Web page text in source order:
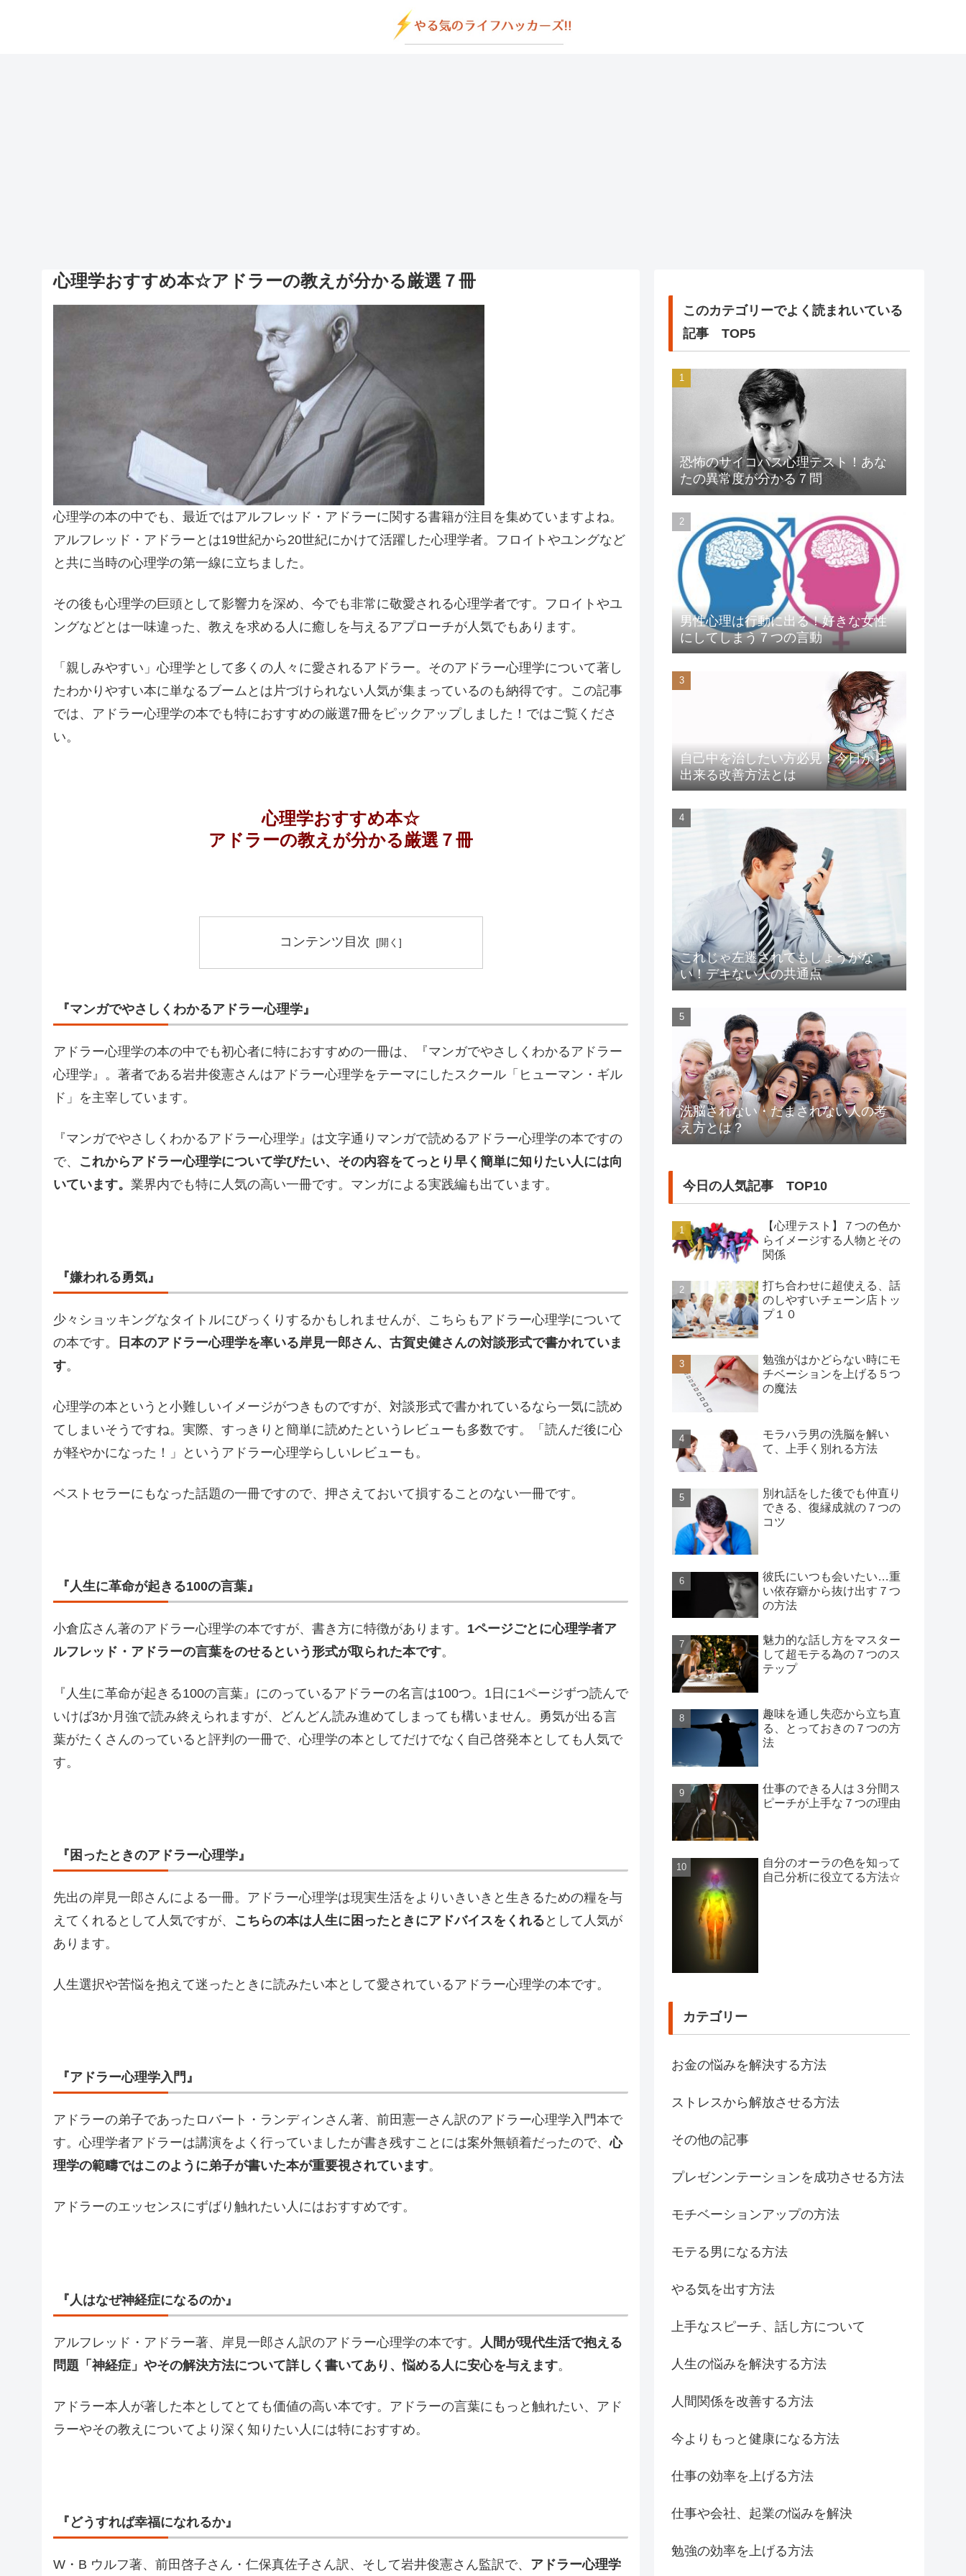
心理学おすすめ本☆アドラーの教えが分かる厳選７冊
心理学の本の中でも、最近ではアルフレッド・アドラーに関する書籍が注目を集めていますよね。
アルフレッド・アドラーとは19世紀から20世紀にかけて活躍した心理学者。フロイトやユングなど
と共に当時の心理学の第一線に立ちました。
その後も心理学の巨頭として影響力を深め、今でも非常に敬愛される心理学者です。フロイトやユ
ングなどとは一味違った、教えを求める人に癒しを与えるアプローチが人気でもあります。
「親しみやすい」心理学として多くの人々に愛されるアドラー。そのアドラー心理学について著し
たわかりやすい本に単なるブームとは片づけられない人気が集まっているのも納得です。この記事
では、アドラー心理学の本でも特におすすめの厳選7冊をピックアップしました！ではご覧くださ
い。
心理学おすすめ本☆
アドラーの教えが分かる厳選７冊
コンテンツ目次
『マンガでやさしくわかるアドラー心理学』
アドラー心理学の本の中でも初心者に特におすすめの一冊は、『マンガでやさしくわかるアドラー
心理学』。著者である岩井俊憲さんはアドラー心理学をテーマにしたスクール「ヒューマン・ギル
ド」を主宰しています。
『マンガでやさしくわかるアドラー心理学』は文字通りマンガで読めるアドラー心理学の本ですの
で、 これからアドラー心理学について学びたい、その内容をてっとり早く簡単に知りたい人には向
いています。 業界内でも特に人気の高い一冊です。マンガによる実践編も出ています。
『嫌われる勇気』
少々ショッキングなタイトルにびっくりするかもしれませんが、こちらもアドラー心理学について
の本です。
日本のアドラー心理学を率いる岸見一郎さん、古賀史健さんの対談形式で書かれていま
す。
心理学の本というと小難しいイメージがつきものですが、対談形式で書かれているなら一気に読め
てしまいそうですね。実際、すっきりと簡単に読めたというレビューも多数です。「読んだ後に心
が軽やかになった！」というアドラー心理学らしいレビューも。
ベストセラーにもなった話題の一冊ですので、押さえておいて損することのない一冊です。
『人生に革命が起きる100の言葉』
小倉広さん著のアドラー心理学の本ですが、書き方に特徴があります。 1ページごとに心理学者ア
ルフレッド・アドラーの言葉をのせるという形式が取られた本です。
『人生に革命が起きる100の言葉』にのっているアドラーの名言は100つ。1日に1ページずつ読んで
いけば3か月強で読み終えられますが、どんどん読み進めてしまっても構いません。勇気が出る言
葉がたくさんのっていると評判の一冊で、心理学の本としてだけでなく自己啓発本としても人気で
す。
『困ったときのアドラー心理学』
先出の岸見一郎さんによる一冊。アドラー心理学は現実生活をよりいきいきと生きるための糧を与
えてくれるとして人気ですが、 こちらの本は人生に困ったときにアドバイスをくれる として人気が
あります。
人生選択や苦悩を抱えて迷ったときに読みたい本として愛されているアドラー心理学の本です。
『アドラー心理学入門』
アドラーの弟子であったロバート・ランディンさん著、前田憲一さん訳のアドラー心理学入門本で
す。心理学者アドラーは講演をよく行っていましたが書き残すことには案外無頓着だったので、心
理学の範疇ではこのように弟子が書いた本が重要視されています。
アドラーのエッセンスにずばり触れたい人にはおすすめです。
『人はなぜ神経症になるのか』
アルフレッド・アドラー著、岸見一郎さん訳のアドラー心理学の本です。
人間が現代生活で抱える
問題「神経症」やその解決方法について詳しく書いてあり、悩める人に安心を与えます。
アドラー本人が著した本としてとても価値の高い本です。アドラーの言葉にもっと触れたい、アド
ラーやその教えについてより深く知りたい人には特におすすめ。
『どうすれば幸福になれるか』
W・B ウルフ著、前田啓子さん・仁保真佐子さん訳、そして岩井俊憲さん監訳で、 アドラー心理学
このカテゴリーでよく読まれいている
記事 TOP5
恐怖のサイコパス心理テスト！あな
たの異常度が分かる７問
男性心理は行動に出る！好きな女性
にしてしまう７つの言動
自己中を治したい方必見！今日から
出来る改善方法とは
これじゃ左遷されてもしょうがな
い！デキない人の共通点
洗脳されない・だまされない人の考
え方とは？
今日の人気記事 TOP10
【心理テスト】７つの色か
らイメージする人物とその
関係
打ち合わせに超使える、話
のしやすいチェーン店トッ
プ１０
勉強がはかどらない時にモ
チベーションを上げる５つ
の魔法
モラハラ男の洗脳を解い
て、上手く別れる方法
別れ話をした後でも仲直り
できる、復縁成就の７つの
コツ
彼氏にいつも会いたい…重
い依存癖から抜け出す７つ
の方法
魅力的な話し方をマスター
して超モテる為の７つのス
テップ
趣味を通し失恋から立ち直
る、とっておきの７つの方
法
仕事のできる人は３分間ス
ピーチが上手な７つの理由
自分のオーラの色を知って
自己分析に役立てる方法☆
カテゴリー
お金の悩みを解決する方法
ストレスから解放させる方法
その他の記事
プレゼンンテーションを成功させる方法
モチベーションアップの方法
モテる男になる方法
やる気を出す方法
上手なスピーチ、話し方について
人生の悩みを解決する方法
人間関係を改善する方法
今よりもっと健康になる方法
仕事の効率を上げる方法
仕事や会社、起業の悩みを解決
勉強の効率を上げる方法